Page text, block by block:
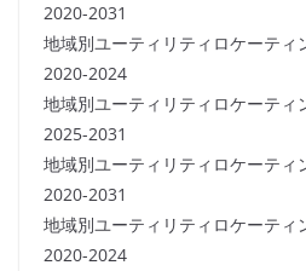
2020-2031
地域別ユーティリティロケーティ
2020-2024
地域別ユーティリティロケーティ
2025-2031
地域別ユーティリティロケーティ
2020-2031
地域別ユーティリティロケーティ
2020-2024